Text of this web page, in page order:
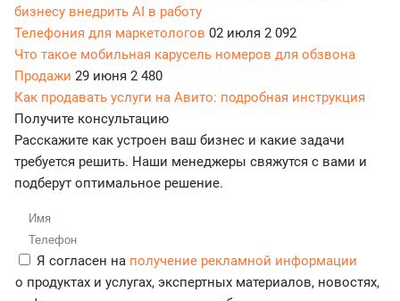
бизнесу внедрить AI в работу
Телефония для маркетологов 02 июля 2 092
Что такое мобильная карусель номеров для обзвона
Продажи 29 июня 2 480
Как продавать услуги на Авито: подробная инструкция
Получите консультацию
Расскажите как устроен ваш бизнес и какие задачи
требуется решить. Наши менеджеры свяжутся с вами и
подберут оптимальное решение.
Я согласен на получение рекламной информации
о продуктах и услугах, экспертных материалов, новостях,